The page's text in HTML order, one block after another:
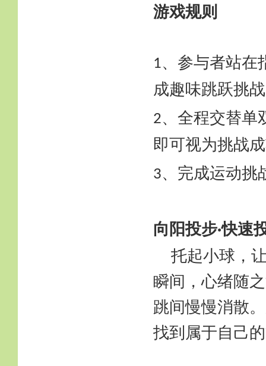
游戏规则
1、参与者站在
成趣味跳跃挑
2、全程交替单
即可视为挑战
3、完成运动挑
向阳投步·快速
托起小球，
瞬间，心绪随
跳间慢慢消散
找到属于自己